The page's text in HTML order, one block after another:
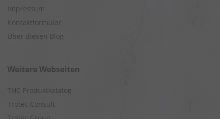
Impressum
Kontaktformular
Über diesen Blog
Weitere Webseiten
THC Produktkatalog
Trotec Consult